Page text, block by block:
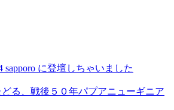
sapporo に登壇しちゃいました
る、戦後５０年パプアニューギニア